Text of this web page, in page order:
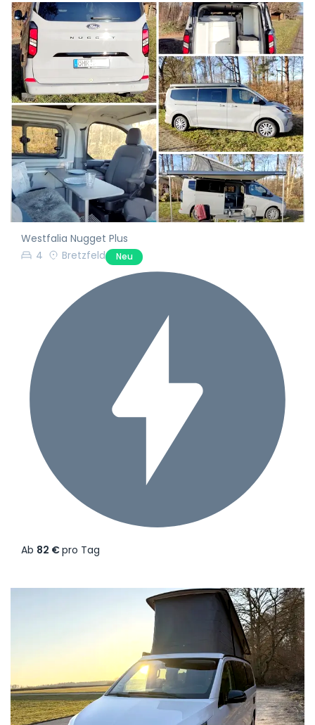
Westfalia Nugget Plus
4
Bretzfeld Neu
Ab 82 €pro Tag